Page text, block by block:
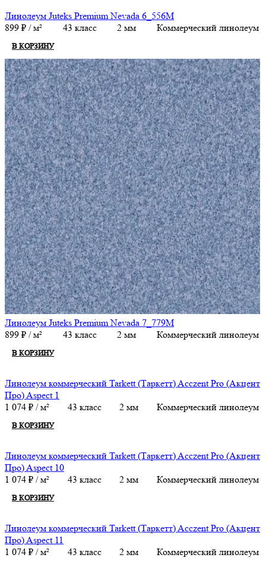
Линолеум Juteks Premium Nevada 6_556M
899 ₽ / м² 43 класс 2 мм Коммерческий линолеум
В КОРЗИНУ
Линолеум Juteks Premium Nevada 7_779M
899 ₽ / м² 43 класс 2 мм Коммерческий линолеум
В КОРЗИНУ
Линолеум коммерческий Tarkett (Таркетт) Acczent Pro (Акцент
Про) Aspect 1
1 074 ₽ / м² 43 класс 2 мм Коммерческий линолеум
В КОРЗИНУ
Линолеум коммерческий Tarkett (Таркетт) Acczent Pro (Акцент
Про) Aspect 10
1 074 ₽ / м² 43 класс 2 мм Коммерческий линолеум
В КОРЗИНУ
Линолеум коммерческий Tarkett (Таркетт) Acczent Pro (Акцент
Про) Aspect 11
1 074 ₽ / м² 43 класс 2 мм Коммерческий линолеум